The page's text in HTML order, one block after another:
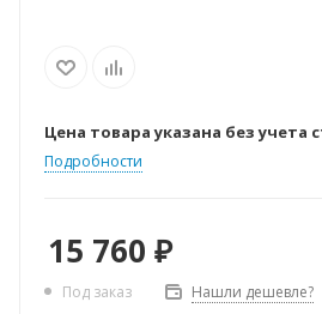
Цена товара указана без учета
Подробности
15 760 ₽
Под заказ Нашли дешевле?